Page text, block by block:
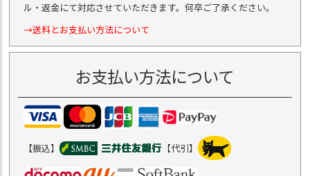
ル・返金にて対応させていただきます。何卒ご了承ください。
→送料とお支払い方法について
お支払い方法について
【振込】 【代引】